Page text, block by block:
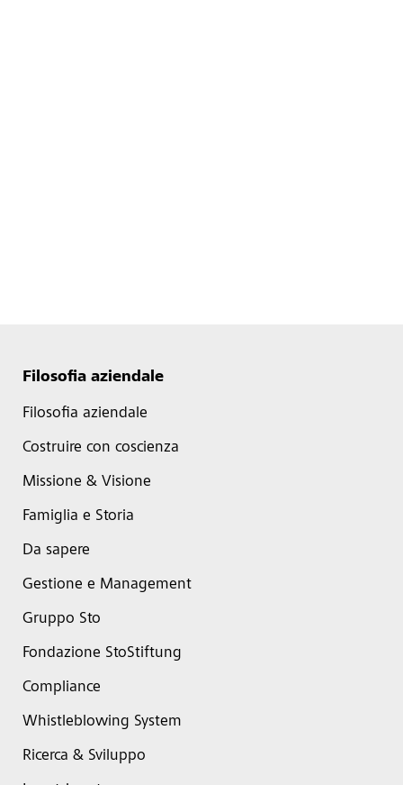
Filosofia aziendale
Filosofia aziendale
Costruire con coscienza
Missione & Visione
Famiglia e Storia
Da sapere
Gestione e Management
Gruppo Sto
Fondazione StoStiftung
Compliance
Whistleblowing System
Ricerca & Sviluppo